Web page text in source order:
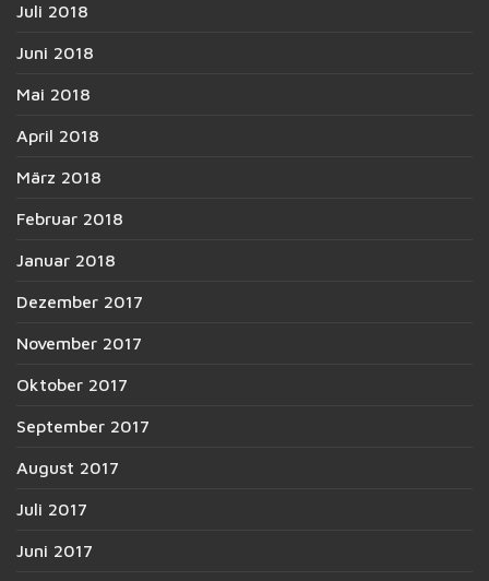
Juli 2018
Juni 2018
Mai 2018
April 2018
März 2018
Februar 2018
Januar 2018
Dezember 2017
November 2017
Oktober 2017
September 2017
August 2017
Juli 2017
Juni 2017